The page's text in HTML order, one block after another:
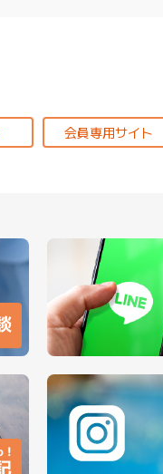
会員専用サイト